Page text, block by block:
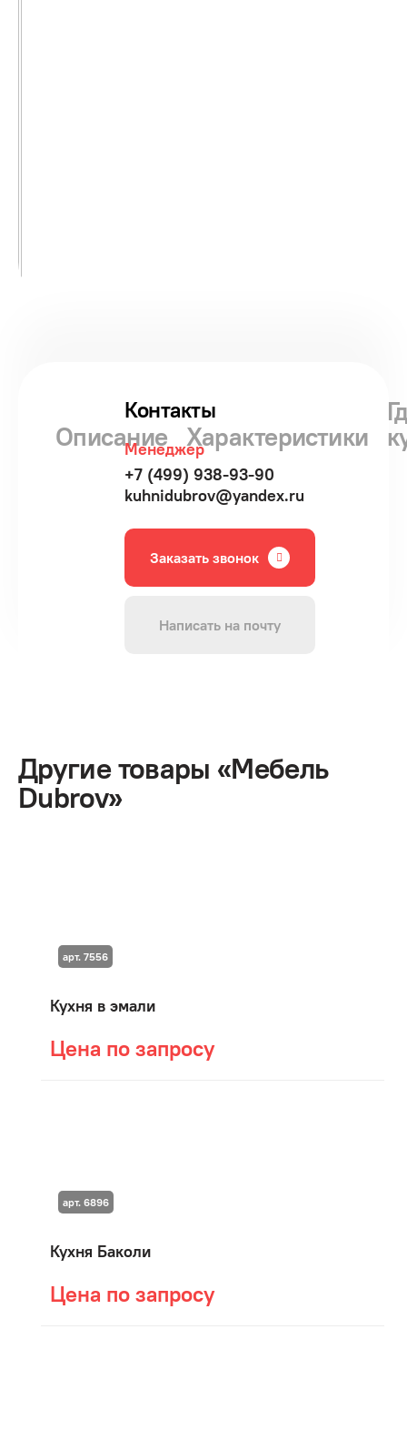
Описание Характеристики
Контакты
Менеджер
+7 (499) 938-93-90
kuhnidubrov@yandex.ru
Заказать звонок
Написать на почту
Другие товары «Мебель
Dubrov»
Кухня в эмали
Цена по запросу
арт. 7556
Кухня Баколи
Цена по запросу
арт. 6896